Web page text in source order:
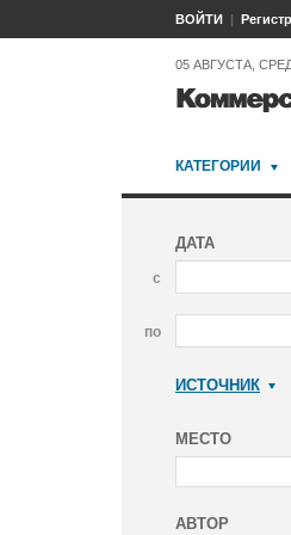
ВОЙТИ
05 АВГУСТА,
КАТЕГОРИИ
ДАТА
с
по
ИСТОЧНИК
МЕСТО
АВТОР